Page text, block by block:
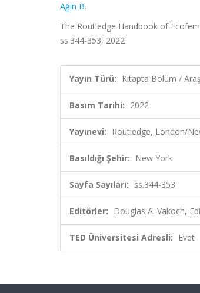
Ağın B.
The Routledge Handbook of
ss.344-353, 2022
Yayın Türü: Kitapta Bölüm /
Basım Tarihi: 2022
Yayınevi: Routledge, London/
Basıldığı Şehir: New York
Sayfa Sayıları: ss.344-353
Editörler: Douglas A. Vakoch,
TED Üniversitesi Adresli: Evet